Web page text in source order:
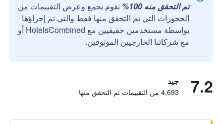
تم التحقق منه 100%
نقوم بجمع وعرض التقييمات من
الحجوزات التي تم التحقق منها فقط والتي تم إجراؤها
بواسطة مستخدمين حقيقيين مع HotelsCombined أو
مع شركائنا الخارجيين الموثوقين.
7.2 جيد
4,693 من التقييمات تم التحقق منها